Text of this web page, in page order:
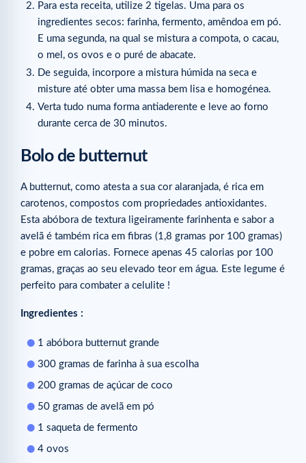
Para esta receita, utilize 2 tigelas. Uma para os
ingredientes secos: farinha, fermento, amêndoa em pó.
E uma segunda, na qual se mistura a compota, o cacau,
o mel, os ovos e o puré de abacate.
De seguida, incorpore a mistura húmida na seca e
misture até obter uma massa bem lisa e homogénea.
Verta tudo numa forma antiaderente e leve ao forno
durante cerca de 30 minutos.
Bolo de butternut
A butternut, como atesta a sua cor alaranjada, é rica em
carotenos, compostos com propriedades antioxidantes.
Esta abóbora de textura ligeiramente farinhenta e sabor a
avelã é também rica em fibras (1,8 gramas por 100 gramas)
e pobre em calorias. Fornece apenas 45 calorias por 100
gramas, graças ao seu elevado teor em água. Este legume é
perfeito para combater a celulite !
Ingredientes :
1 abóbora butternut grande
300 gramas de farinha à sua escolha
200 gramas de açúcar de coco
50 gramas de avelã em pó
1 saqueta de fermento
4 ovos